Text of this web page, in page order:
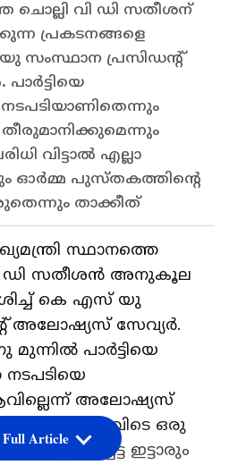
ചൊല്ലി വി ഡി സതീശന്
പ്രകടനങ്ങളെ
സംസ്ഥാന പ്രസിഡന്‍റ്
തീരുമാനിക്കുമെന്നും
വിട്ടാൽ എല്ലാ
ഓർമ്മ പുസ്തകത്തിന്റെ
താക്കീത്
സ്ഥാനത്തെ
ഡി സതീശൻ അനുകൂല
കെ എസ് യു
അലോഷ്യസ് സേവ്യർ.
പാർട്ടിയെ
അലോഷ്യസ്
നയിക്കാൻ ഇവിടെ ഒരു
പടച്ചട്ട ഇട്ടാരും
Full Article